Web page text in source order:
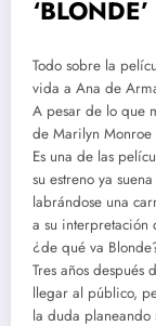
‘BLONDE’
Todo sobre la
vida a Ana de
A pesar de lo que
de Marilyn Monroe
Es una de las
su estreno ya
labrándose una
a su interpretación
¿de qué va
Tres años
llegar al público,
la duda planeando